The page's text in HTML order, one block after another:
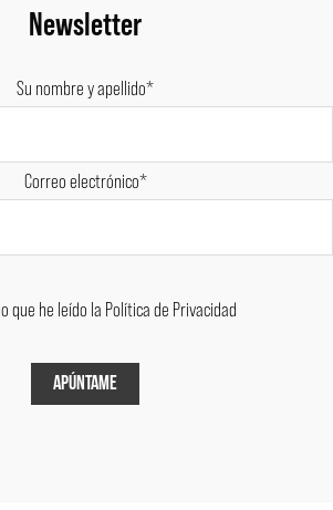
Newsletter
Su nombre y apellido*
Correo electrónico*
que he leído la Política de Privacidad